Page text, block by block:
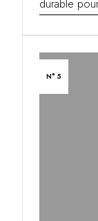
durable
N° 5